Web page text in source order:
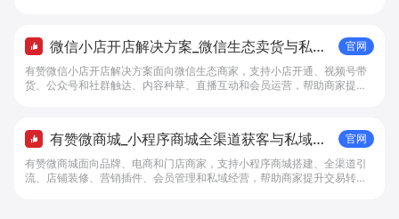
微信小店开店解决方案_微信生态卖货与私域
经营 - 做生意, 找有赞
官网
有赞微信小店开店解决方案面向微信生态商家，支持小店开通、视频号带
货、公众号和社群触达、内容种草、直播互动和会员运营，帮助商家提升
有赞微商城_小程序商城全渠道获客与私域复
购工具 - 做生意, 找有赞
官网
有赞微商城面向品牌、电商和门店商家，支持小程序商城搭建、全渠道引
流、店铺装修、营销插件、会员管理和私域经营，帮助商家提升交易转化